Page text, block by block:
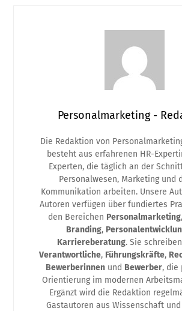
Personalmarketing -
Die Redaktion von
besteht aus erfahrenen HR-
Experten, die täglich an der
Personalwesen, Marketing und
Kommunikation arbeiten. Unsere
Autoren verfügen über fundiertes
den Bereichen Personalmarketing,
Branding,
Karriereberatung. Sie
Verantwortliche, Führungskräfte,
Bewerberinnen und Bewerber, die
Orientierung im modernen
Ergänzt wird die Redaktion
Gastautoren aus Wissenschaft